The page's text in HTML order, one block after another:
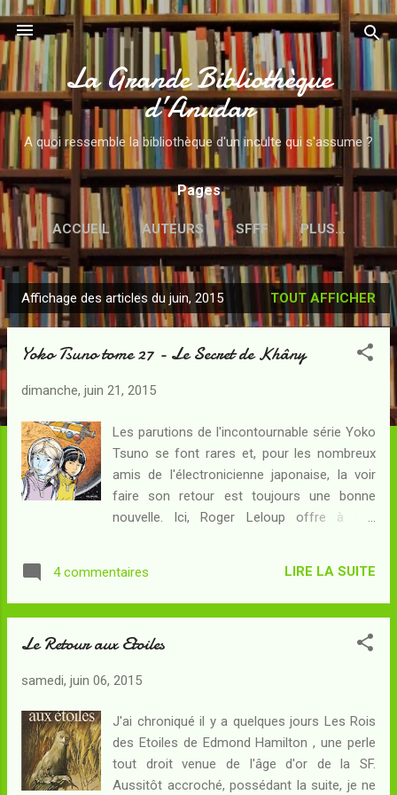
Accéder au contenu principal
La Grande Bibliothèque
d’Anudar
A quoi ressemble la bibliothèque d'un inculte qui s'assume ?
Pages
ACCUEIL AUTEURS SFFF PLUS…
A
r
Affichage des articles du juin, 2015 TOUT AFFICHER
Yoko Tsuno tome 27 - Le Secret de Khâny
dimanche, juin 21, 2015
Les parutions de l'incontournable série Yoko
Tsuno se font rares et, pour les nombreux
amis de l'électronicienne japonaise, la voir
faire son retour est toujours une bonne
nouvelle. Ici, Roger Leloup offre à ses
à la peau bleue et aux cheveux d'or qui a
toujours été son alliée indéfectible depuis
je n'attendais pas de sitôt : après tout, la
remontait à près de cinq ans et la
cet album sera l'occasion, pour moi,
d'annoncer ici ma participation au challenge
estival du RSFBlog , le fameux Summer
4 commentaires LIRE LA SUITE
Le Retour aux Etoiles
samedi, juin 06, 2015
J'ai chroniqué il y a quelques jours Les Rois
des Etoiles de Edmond Hamilton , une perle
tout droit venue de l'âge d'or de la SF.
Aussitôt accroché, possédant la suite, je ne